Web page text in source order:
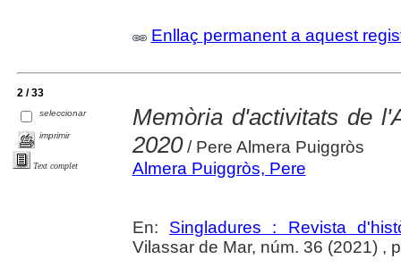
Enllaç permanent a aquest
2 / 33
seleccionar
imprimir
Text complet
Memòria d'activitats de
2020/ Pere Almera Puiggròs
Almera Puiggròs, Pere
En: Singladures : Revista
Vilassar de Mar, núm. 36 (2021) ,